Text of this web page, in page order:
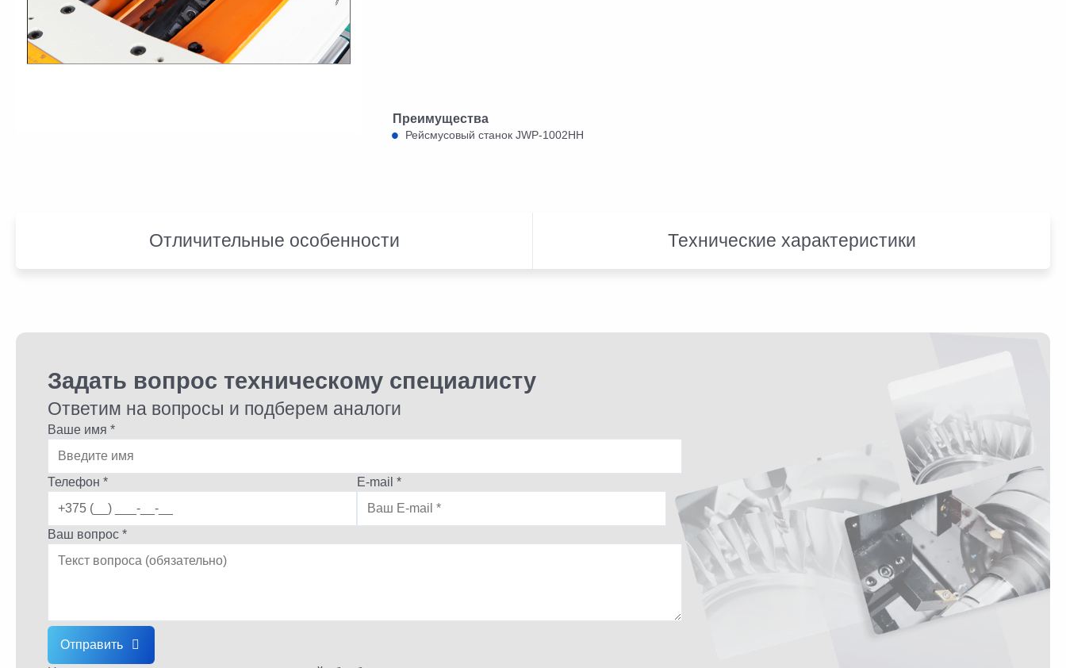
Преимущества
Рейсмусовый станок JWP-1002НН
Отличительные особенности Технические характеристики
Задать вопрос техническому специалисту
Ответим на вопросы и подберем аналоги
Ваше имя *
Телефон * E-mail *
Ваш вопрос *
Отправить